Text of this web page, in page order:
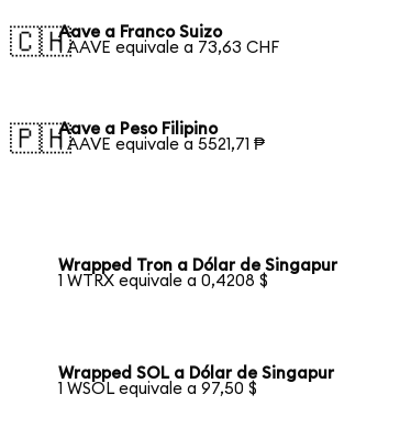
🇨🇭Aave a Franco Suizo
1 AAVE equivale a 73,63 CHF
🇵🇭Aave a Peso Filipino
1 AAVE equivale a 5521,71 ₱
Wrapped Tron a Dólar de Singapur
1 WTRX equivale a 0,4208 $
Wrapped SOL a Dólar de Singapur
1 WSOL equivale a 97,50 $